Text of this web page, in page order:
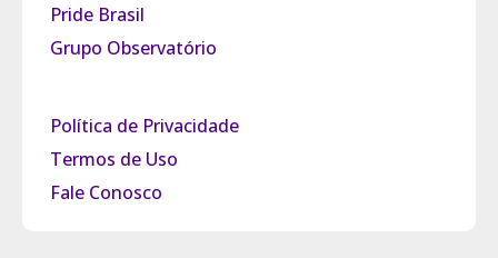
Pride Brasil
Grupo Observatório
Política de Privacidade
Termos de Uso
Fale Conosco